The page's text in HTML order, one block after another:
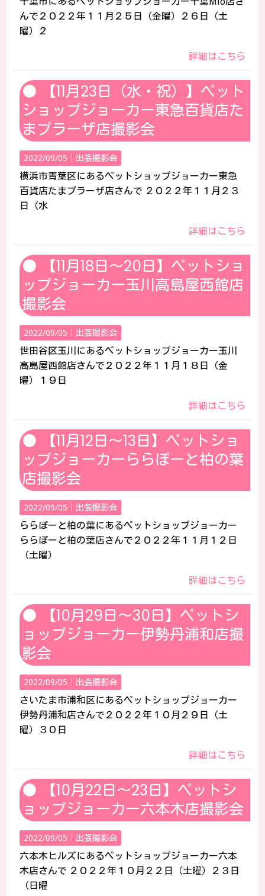
んで２０２２年１１月２５日（金曜）２６日（土
曜）２
詳細はこちら
【11月23日（水・祝）】ペット
ショップジョーカー東急百貨店た
まプラーザ店撮影会
2022/09/05｜ 出張撮影会
横浜市青葉区にあるペットショップジョーカー東急
百貨店たまプラーザ店さんで ２０２２年１１月２３
日（水
詳細はこちら
【11月18日～20日】ペットショ
ップジョーカー玉川高島屋西館店
撮影会
2022/09/05｜ 出張撮影会
世田谷区玉川にあるペットショップジョーカー玉川
高島屋西館店さんで２０２２年１１月１８日（金
曜）１９日
詳細はこちら
【11月12日～13日】ペットショ
ップジョーカーららぽーと柏の葉
店撮影会
2022/09/05｜ 出張撮影会
ららぽーと柏の葉にあるペットショップジョーカー
ららぽーと柏の葉店さんで２０２２年１１月１２日
（土曜）
詳細はこちら
【10月29日～30日】ペットシ
ョップジョーカー伊勢丹浦和店撮
影会
2022/09/05｜ 出張撮影会
さいたま市浦和区にあるペットショップジョーカー
伊勢丹浦和店さんで２０２２年１０月２９日（土
曜）３０日
詳細はこちら
【10月22日～23日】ペットシ
ョップジョーカー六本木店撮影会
2022/09/05｜ 出張撮影会
六本木ヒルズにあるペットショップジョーカー六本
木店さんで ２０２２年１０月２２日（土曜）２３日
（日曜